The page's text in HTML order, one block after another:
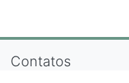
Contatos